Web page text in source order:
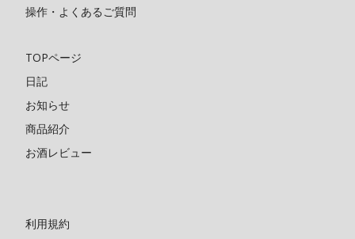
操作・よくあるご質問
TOPページ
日記
お知らせ
商品紹介
お酒レビュー
利用規約